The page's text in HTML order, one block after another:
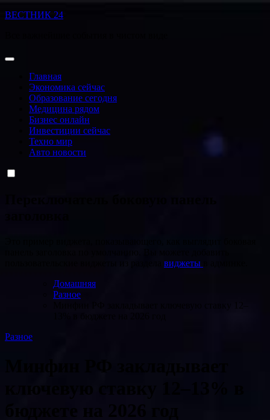
Перейти
ВЕСТНИК 24
Главная
Экономика сейчас
Образование сегодня
Медицина рядом
Бизнес онлайн
Инвестиции сейчас
Техно мир
Авто новости
виджеты
Домашняя
Разное
Разное